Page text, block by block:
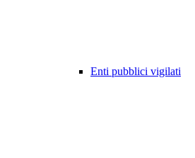
Enti pubblici vigilati